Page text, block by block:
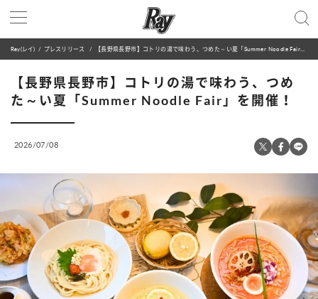
Ray(レイ) プレスリリース 【長野県長野市】コトリの湯で味わう、つめた～い夏「Summer Noodle Fair」を開催！
【長野県長野市】コトリの湯で味わう、つめ
た～い夏「Summer Noodle Fair」を開催！
2026/07/08